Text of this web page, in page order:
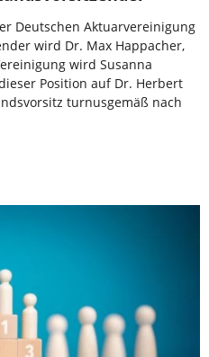
Deutschen Aktuarvereinigung
wird Dr. Max Happacher,
wird Susanna
Position auf Dr. Herbert
turnusgemäß nach